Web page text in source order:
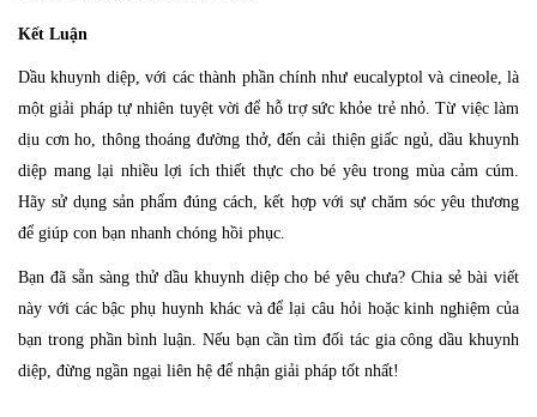
Kết Luận
Dầu khuynh diệp, với các thành phần chính như eucalyptol và cineole, là
một giải pháp tự nhiên tuyệt vời để hỗ trợ sức khỏe trẻ nhỏ. Từ việc làm
dịu cơn ho, thông thoáng đường thở, đến cải thiện giấc ngủ, dầu khuynh
diệp mang lại nhiều lợi ích thiết thực cho bé yêu trong mùa cảm cúm.
Hãy sử dụng sản phẩm đúng cách, kết hợp với sự chăm sóc yêu thương
để giúp con bạn nhanh chóng hồi phục.
Bạn đã sẵn sàng thử dầu khuynh diệp cho bé yêu chưa? Chia sẻ bài viết
này với các bậc phụ huynh khác và để lại câu hỏi hoặc kinh nghiệm của
bạn trong phần bình luận. Nếu bạn cần tìm đối tác gia công dầu khuynh
diệp, đừng ngần ngại liên hệ để nhận giải pháp tốt nhất!